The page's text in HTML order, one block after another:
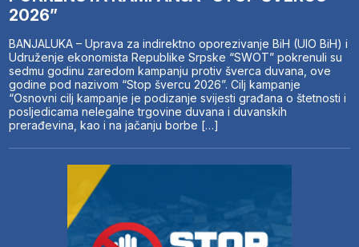
2026”
BANJALUKA – Uprava za indirektno oporezivanje BiH (UIO BiH) i
Udruženje ekonomista Republike Srpske “SWOT” pokrenuli su
sedmu godinu zaredom kampanju protiv šverca duvana, ove
godine pod nazivom “Stop švercu 2026”. Cilj kampanje
“Osnovni cilj kampanje je podizanje svijesti građana o štetnosti i
posljedicama nelegalne trgovine duvana i duvanskih
prerađevina, kao i na jačanju borbe […]